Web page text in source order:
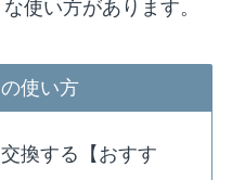
使い方があります。
使い方
換する 【おすす